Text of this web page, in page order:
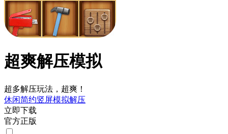
超爽解压模拟
超多解压玩法，超爽！
休闲简约竖屏模拟解压
立即下载
官方正版